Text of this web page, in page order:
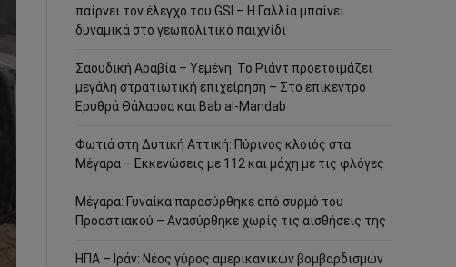
παίρνει τον έλεγχο του GSI – Η Γαλλία μπαίνει
δυναμικά στο γεωπολιτικό παιχνίδι
Σαουδική Αραβία – Υεμένη: Το Ριάντ προετοιμάζει
μεγάλη στρατιωτική επιχείρηση – Στο επίκεντρο
Ερυθρά Θάλασσα και Bab al-Mandab
Φωτιά στη Δυτική Αττική: Πύρινος κλοιός στα
Μέγαρα – Εκκενώσεις με 112 και μάχη με τις φλόγες
Μέγαρα: Γυναίκα παρασύρθηκε από συρμό του
Προαστιακού – Ανασύρθηκε χωρίς τις αισθήσεις της
ΗΠΑ – Ιράν: Νέος γύρος αμερικανικών βομβαρδισμών